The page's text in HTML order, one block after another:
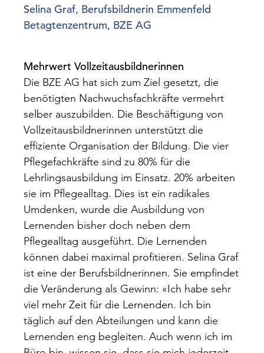
Selina Graf, Berufsbildnerin Emmenfeld
Betagtenzentrum, BZE AG
Mehrwert Vollzeitausbildnerinnen
Die BZE AG hat sich zum Ziel gesetzt, die
benötigten Nachwuchsfachkräfte vermehrt
selber auszubilden. Die Beschäftigung von
Vollzeitausbildnerinnen unterstützt die
effiziente Organisation der Bildung. Die vier
Pflegefachkräfte sind zu 80% für die
Lehrlingsausbildung im Einsatz. 20% arbeiten
sie im Pflegealltag. Dies ist ein radikales
Umdenken, wurde die Ausbildung von
Lernenden bisher doch neben dem
Pflegealltag ausgeführt. Die Lernenden
können dabei maximal profitieren. Selina Graf
ist eine der Berufsbildnerinnen. Sie empfindet
die Veränderung als Gewinn: «Ich habe sehr
viel mehr Zeit für die Lernenden. Ich bin
täglich auf den Abteilungen und kann die
Lernenden eng begleiten. Auch wenn ich im